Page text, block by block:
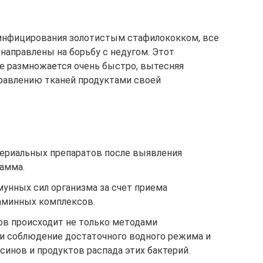
золотистым стафилококком, все
на борьбу с недугом. Этот
размножается очень быстро, вытесняя
тканей продуктами своей
препаратов после выявления
сил организма за счет приема
комплексов.
происходит не только методами
соблюдение достаточного водного режима и
и продуктов распада этих бактерий.